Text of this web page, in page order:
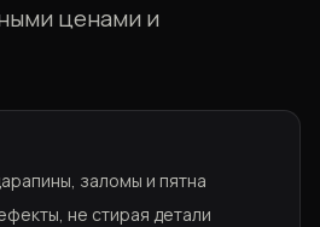
ценами и
заломы и пятна
не стирая детали